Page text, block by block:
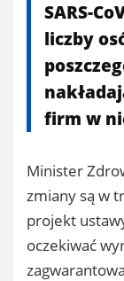
SARS-
liczby
firm w
Minister
zmiany są w
projekt
oczekiwać